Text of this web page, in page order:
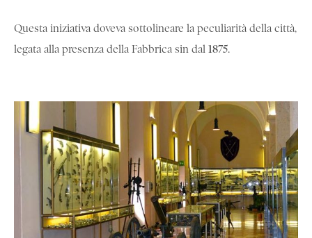
Questa iniziativa doveva sottolineare la peculiarità della città,
legata alla presenza della Fabbrica sin dal 1875.